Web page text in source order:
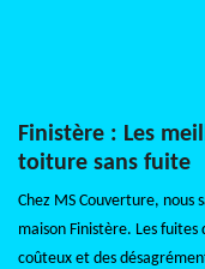
Finistère : Les
toiture sans fuite
Chez MS Couverture, nous
maison Finistère. Les
coûteux et des